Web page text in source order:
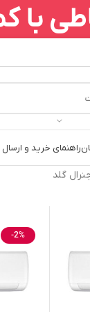
راهنمای خرید و ارسال
گلد
-2%
با